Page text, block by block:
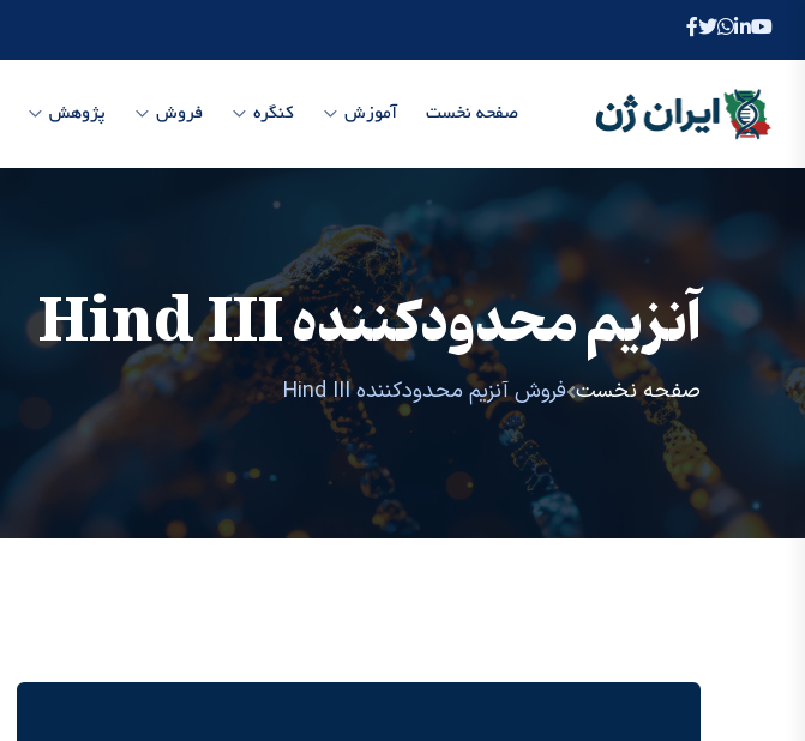
صفحه نخست آموزش کنگره فروش پژوهش
آنزیم محدودکننده Hind III
صفحه نخست فروش آنزیم محدودکننده Hind III